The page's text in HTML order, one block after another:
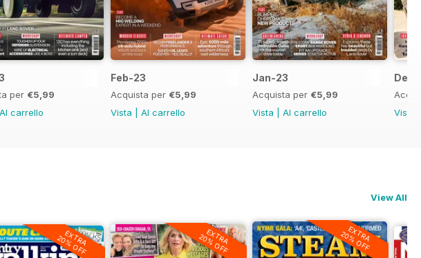
per €5,99
Al carrello
Feb-23
Acquista per €5,99
Vista
Al carrello
Jan-23
Acquista per €5,99
Vista
Al carrello
Dec-
Vista
View All
EXTRA
20% OFF EXTRA
20% OFF EXTRA
20% OFF